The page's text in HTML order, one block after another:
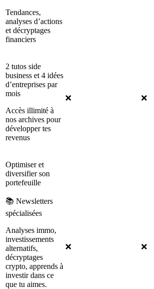
Tendances,
analyses d’actions
et décryptages
financiers
2 tutos side
business et 4 idées
d’entreprises par
mois
Accès illimité à
nos archives pour
développer tes
revenus
❌ ❌
Optimiser et
diversifier son
portefeuille
📚 Newsletters
spécialisées
Analyses immo,
investissements
alternatifs,
décryptages
crypto, apprends à
investir dans ce
que tu aimes.
❌ ❌